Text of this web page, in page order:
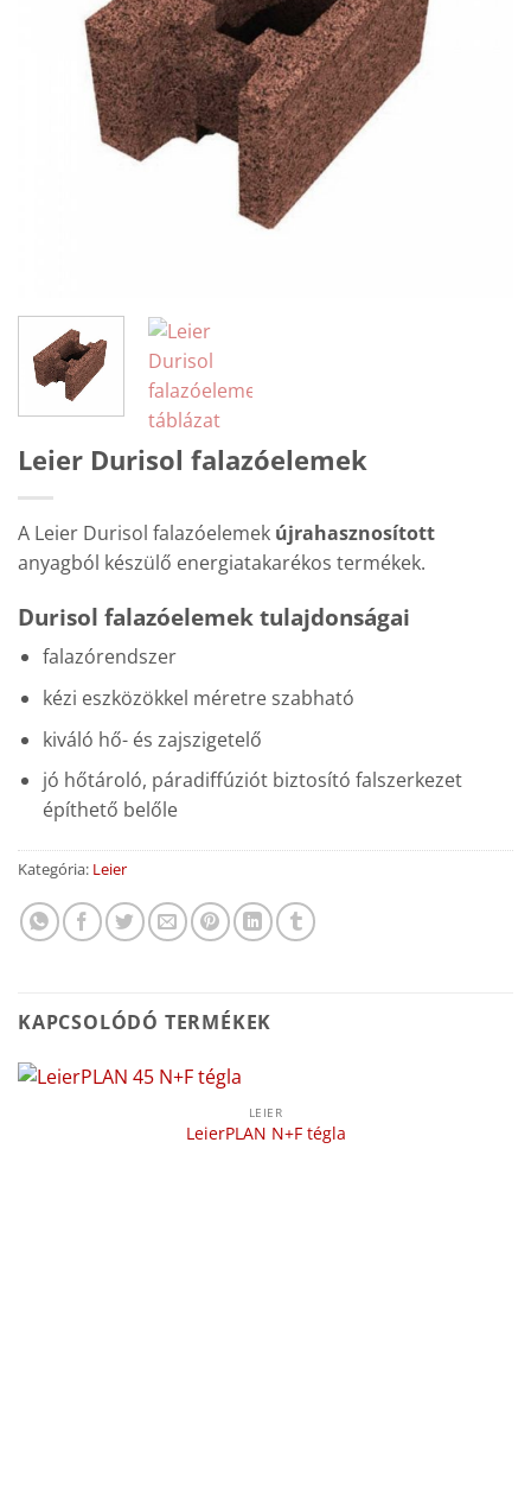
Leier Durisol falazóelemek
A Leier Durisol falazóelemek újrahasznosított
anyagból készülő energiatakarékos termékek.
Durisol falazóelemek tulajdonságai
falazórendszer
kézi eszközökkel méretre szabható
kiváló hő- és zajszigetelő
jó hőtároló, páradiffúziót biztosító falszerkezet
építhető belőle
Kategória: Leier
KAPCSOLÓDÓ TERMÉKEK
LEIER
LeierPLAN N+F tégla